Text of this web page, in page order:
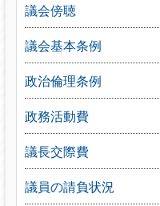
議会傍聴
議会基本条例
政治倫理条例
政務活動費
議長交際費
議員の請負状況